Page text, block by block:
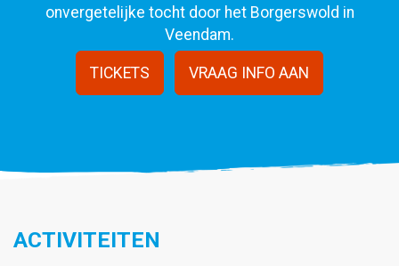
onvergetelijke tocht door het Borgerswold in
Veendam.
TICKETS VRAAG INFO AAN
ACTIVITEITEN